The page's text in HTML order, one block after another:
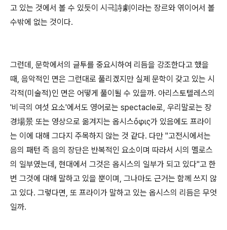
고 있는 것에서 볼 수 있듯이 시극詩劇이라는 장르와 엮이어서 볼
수밖에 없는 것이다.
그런데, 문학에서의 글투를 중요시하여 리듬을 강조한다고 했을
때, 음악적인 면은 그런대로 풀리겠지만 실제 문학이 갖고 있는 시
각적(미술적)인 면은 어떻게 풀이될 수 있을까. 아리스토텔레스의
'비극의 여섯 요소'에서도 영어로는 spectacle로, 우리말로는 장
경場景 또는 영상으로 옮겨지는 옵시스ὄφις가 있음에도 프라이
는 이에 대해 그다지 주목하지 않는 것 같다. 다만 "고전시에서는
음의 패턴 즉 음의 장단은 반복적인 요소이며 따라서 시의 멜로스
의 일부였는데, 현대에서 그것은 옵시스의 일부가 되고 있다"고 한
번 그것에 대해 말하고 있을 뿐이며, 그나마도 근거는 함께 쓰지 않
고 있다. 그렇다면, 또 프라이가 말하고 있는 옵시스의 리듬은 무엇
일까.